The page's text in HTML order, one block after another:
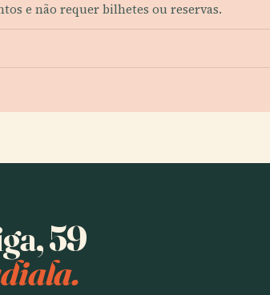
e não requer bilhetes ou reservas.
59